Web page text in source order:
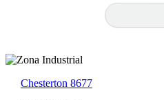
Chesterton 8677